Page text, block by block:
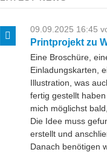
09.09.2025 16:45
Printprojekt zu
Eine Broschüre,
Einladungskarten,
Illustration, was
fertig gestellt
mich möglichst
Die Idee muss
erstellt und
Danach benötigen